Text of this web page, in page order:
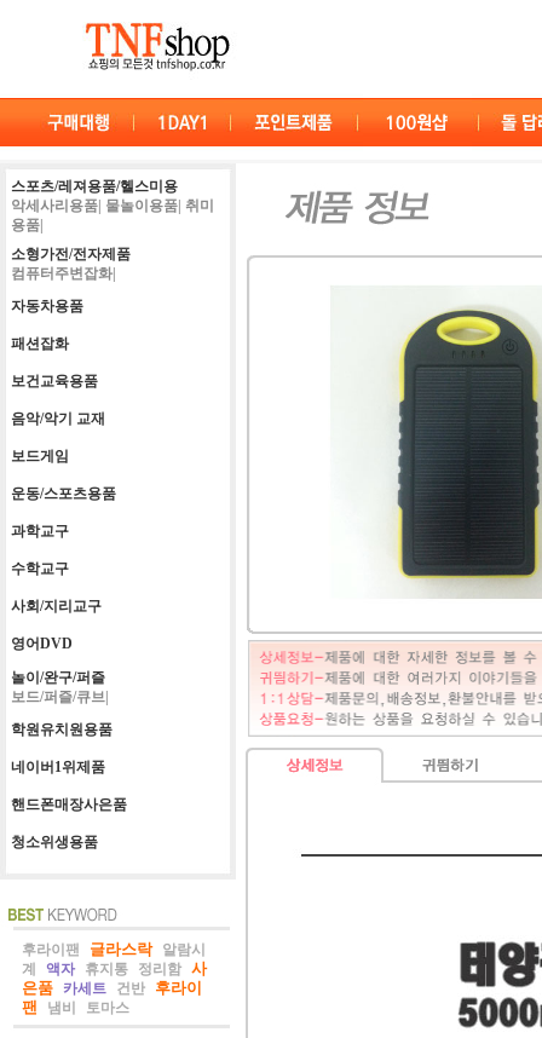
스포츠/레져용품/헬스미용
악세사리용품| 물놀이용품| 취미
용품|
소형가전/전자제품
컴퓨터주변잡화|
자동차용품
패션잡화
보건교육용품
음악/악기 교재
보드게임
운동/스포츠용품
과학교구
수학교구
사회/지리교구
영어DVD
놀이/완구/퍼즐
보드/퍼즐/큐브|
학원유치원용품
네이버1위제품
핸드폰매장사은품
청소위생용품
후라이팬 글라스락
알람시
계
액자 휴지통 정리함
사
은품
카세트 건반
후라이
팬
냄비 토마스